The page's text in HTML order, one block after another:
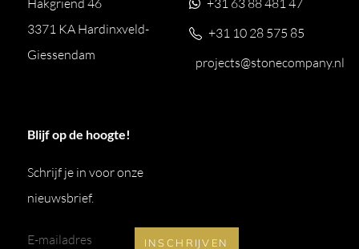
Hakgriend 46
3371 KA Hardinxveld-
Giessendam
+31 63 88 481 47
+31 10 28 575 85
projects@stonecompany.nl
Blijf op de hoogte!
Schrijf je in voor onze
nieuwsbrief.